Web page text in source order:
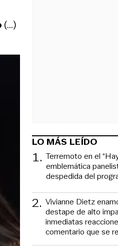
(...)
LO MÁS LEÍDO
1. Terremoto en el
emblemática
despedida del
2. Vivianne Dietz
destape de alto
inmediatas
comentario que se